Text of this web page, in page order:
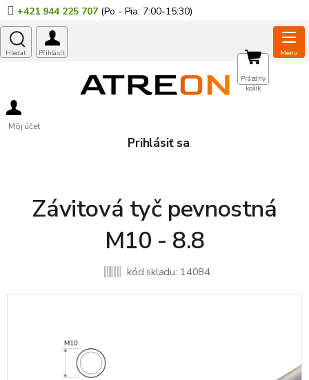
Prejsť
na
obsah
+421 944 225 707
Môj účet
Prihlásiť sa
NÁKUPNÝ
KOŠÍK
Prázdny
košík
Závitová tyč pevnostná
M10 - 8.8
kód skladu: 14084